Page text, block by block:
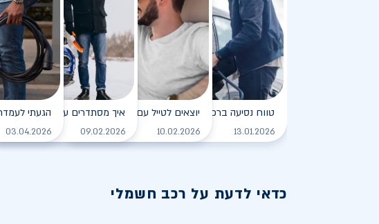
טווח נסיעה ברכב חשמלי - כל מה שצריך לדעת
13.01.2026 לקריאה
יוצאים לטייל עם רכב חשמלי
10.02.2026 לקריאה
איך מסתדרים עם הרכב
09.02.2026
הגעתי
03.04.2026
כדאי לדעת על רכב חשמלי